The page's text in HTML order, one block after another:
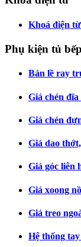
Khoá điện
Phụ kiện tủ bếp
Bản lề ray
Giá chén
Giá chén
Giá dao
Giá góc liên
Giá xoong
Giá treo
Hệ thống